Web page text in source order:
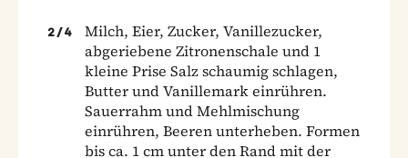
2 /4
Milch, Eier, Zucker, Vanillezucker,
abgeriebene Zitronenschale und 1
kleine Prise Salz schaumig schlagen,
Butter und Vanillemark einrühren.
Sauerrahm und Mehlmischung
einrühren, Beeren unterheben. Formen
bis ca. 1 cm unter den Rand mit der